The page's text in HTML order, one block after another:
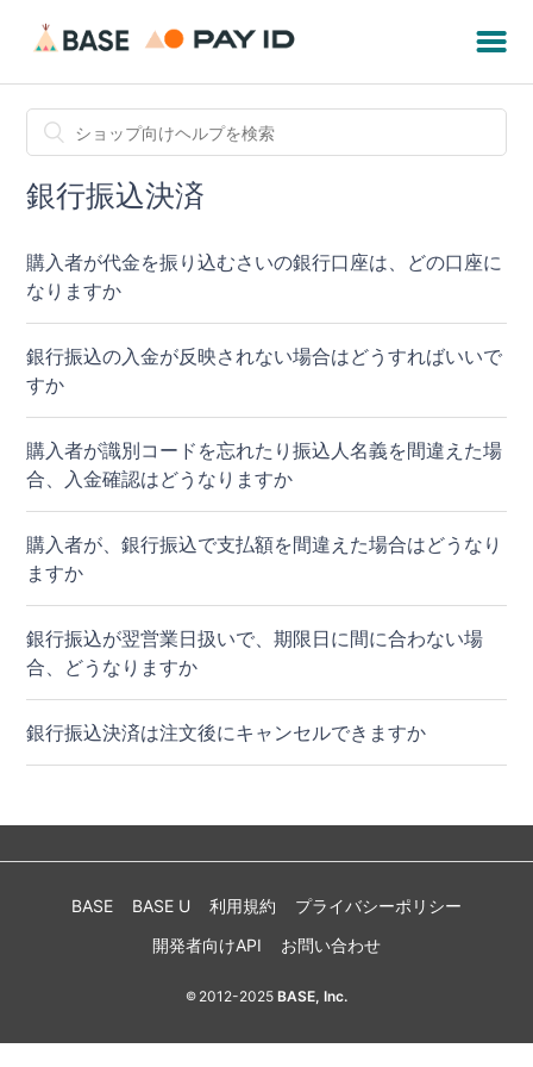
銀行振込決済
購入者が代金を振り込むさいの銀行口座は、どの口座に
なりますか
銀行振込の入金が反映されない場合はどうすればいいで
すか
購入者が識別コードを忘れたり振込人名義を間違えた場
合、入金確認はどうなりますか
購入者が、銀行振込で支払額を間違えた場合はどうなり
ますか
銀行振込が翌営業日扱いで、期限日に間に合わない場
合、どうなりますか
銀行振込決済は注文後にキャンセルできますか
BASE BASE U 利用規約
プライバシーポリシー
開発者向けAPI
お問い合わせ
© 2012-2025BASE, Inc.